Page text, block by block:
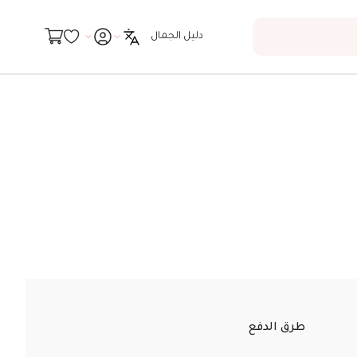
دليل الجمال
طرق الدفع